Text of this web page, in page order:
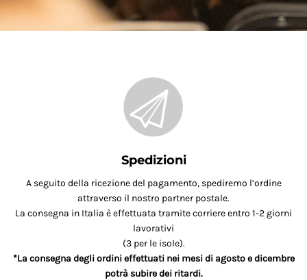
Spedizioni
A seguito della ricezione del pagamento, spediremo l’ordine
attraverso il nostro partner postale.
La consegna in Italia è effettuata tramite corriere entro 1-2 giorni
lavorativi
(3 per le isole).
*La consegna degli ordini effettuati nei mesi di agosto e dicembre
potrà subire dei ritardi.